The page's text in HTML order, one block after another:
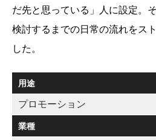
だ先と思っている」人に設定。
検討するまでの日常の流れをス
した。
用途
プロモーション
業種